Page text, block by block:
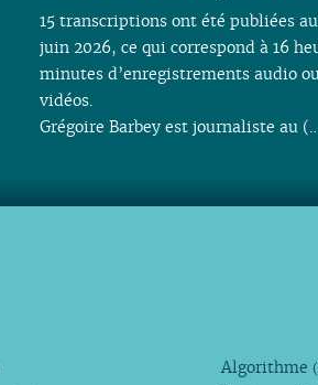
15 transcriptions ont été publiées
juin 2026, ce qui correspond à 16
minutes d’enregistrements audio
vidéos.
Grégoire Barbey est journaliste au
Algorithme